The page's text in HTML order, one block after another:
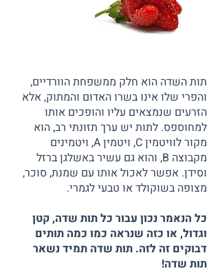
תות השדה הוא חלק ממשפחת הוורדיים,
והפרי שלו אינו בשרו האדום והמתוק, אלא
הזרעים שנמצאים עליו והופכים אותו
למחוספס. לתות יש ערך תזונתי רב, הוא
מקור לוויטמין C, ויטמין A, ויטמינים
מקבוצה B, והוא גם עשיר באשלגן ברזל
וסידן. אפשר לאכול אותו עם שמנת, סוכר,
מצופה בשוקולד או טבעי לגמרי.
כל הנאמר נכון עבור כל תות שדה, קטן
וגדול, או כזה שנראה כמו כמה תותים
דבוקים זה לזה. תות שדה תמיד נשאר
תות שדה!